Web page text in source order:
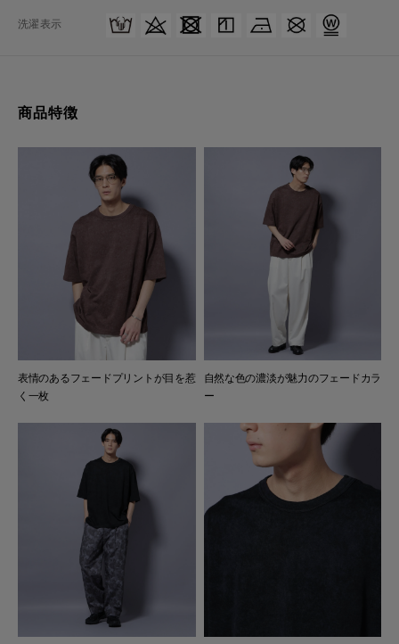
洗濯表示
商品特徴
表情のあるフェードプリントが目を惹
く一枚
自然な色の濃淡が魅力のフェードカラ
ー